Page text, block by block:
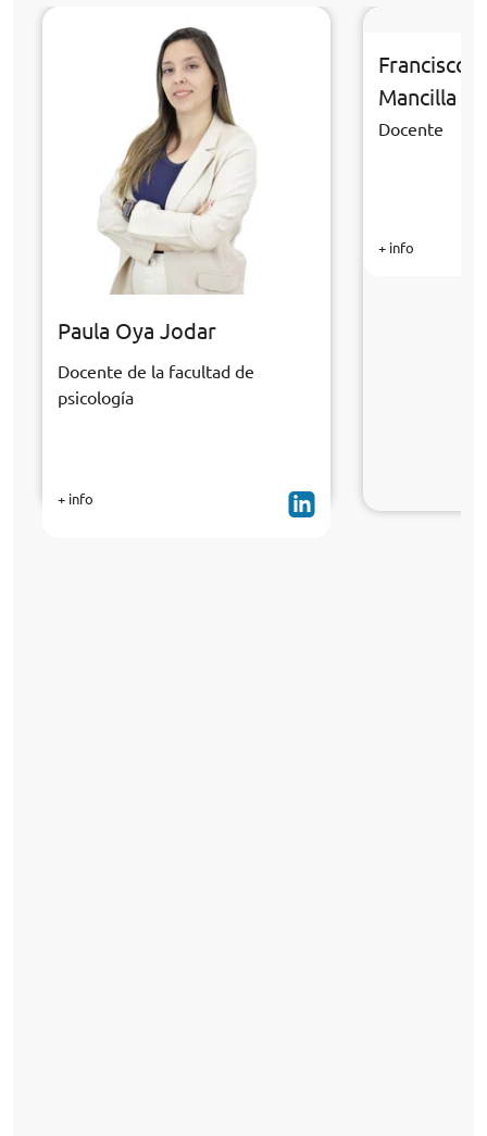
Paula Oya Jodar
Docente de la facultad de
psicología
+ info
Francisco
Mancilla
Docente
+ info